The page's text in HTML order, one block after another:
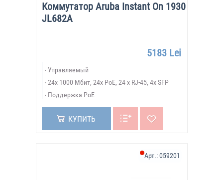
Коммутатор Aruba Instant On 1930
JL682A
5183 Lei
Управляемый
24х 1000 Мбит, 24x PoE, 24 x RJ-45, 4x SFP
Поддержка PoE
КУПИТЬ
Арт.:059201